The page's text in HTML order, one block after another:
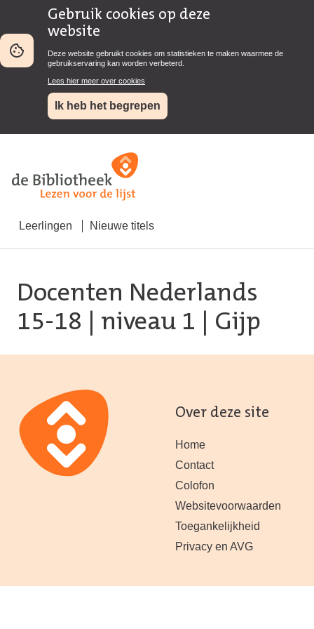
Gebruik cookies op deze
website
Deze website gebruikt cookies om statistieken te maken waarmee de
gebruikservaring kan worden verbeterd.
Lees hier meer over cookies
Ik heb het begrepen
Leerlingen Nieuwe titels
Docenten Nederlands
15-18
niveau 1 | Gijp
Over deze site
Home
Contact
Colofon
Websitevoorwaarden
Toegankelijkheid
Privacy en AVG